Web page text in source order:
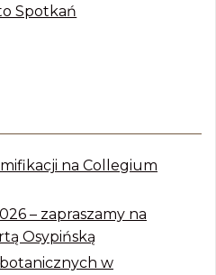
Spotkań
na Collegium
– zapraszamy na
Osypińską
w